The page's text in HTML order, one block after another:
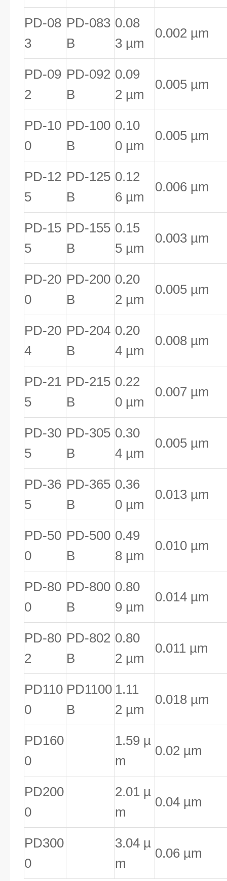
PD-08
3
PD-083
B
0.08
3 µm
0.002 µm
PD-09
2
PD-092
B
0.09
2 µm
0.005 µm
PD-10
0
PD-100
B
0.10
0 µm
0.005 µm
PD-12
5
PD-125
B
0.12
6 µm
0.006 µm
PD-15
5
PD-155
B
0.15
5 µm
0.003 µm
PD-20
0
PD-200
B
0.20
2 µm
0.005 µm
PD-20
4
PD-204
B
0.20
4 µm
0.008 µm
PD-21
5
PD-215
B
0.22
0 µm
0.007 µm
PD-30
5
PD-305
B
0.30
4 µm
0.005 µm
PD-36
5
PD-365
B
0.36
0 µm
0.013 µm
PD-50
0
PD-500
B
0.49
8 µm
0.010 µm
PD-80
0
PD-800
B
0.80
9 µm
0.014 µm
PD-80
2
PD-802
B
0.80
2 µm
0.011 µm
PD110
0
PD1100
B
1.11
2 µm
0.018 µm
PD160
0
1.59 µ
m
0.02 µm
PD200
0
2.01 µ
m
0.04 µm
PD300
0
3.04 µ
m
0.06 µm